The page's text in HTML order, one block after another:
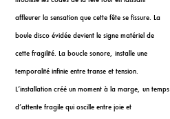
affleurer la sensation que cette fête se fissure. La
boule disco évidée devient le signe matériel de
cette fragilité. La boucle sonore, installe une
temporalité infinie entre transe et tension.
L’installation créé un moment à la marge, un temps
d’attente fragile qui oscille entre joie et